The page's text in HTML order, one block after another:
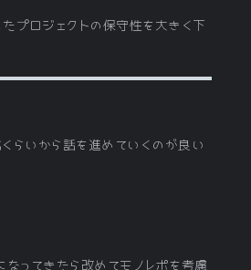
ロジェクトの保守性を大きく下
らいから話を進めていくのが良い
ってきたら改めてモノレポを考慮